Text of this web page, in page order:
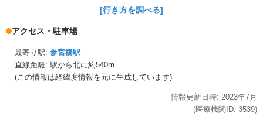
[行き方を調べる]
アクセス・駐車場
最寄り駅: 参宮橋駅
直線距離: 駅から北に約540m
(この情報は経緯度情報を元に生成しています)
情報更新日時: 2023年7月
(医療機関ID: 3539)